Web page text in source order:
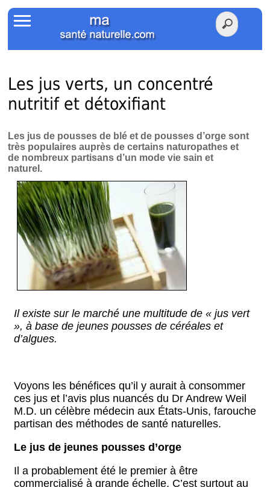
Accueil
Votre Santé
Herbier
Tests
Membres Amis
Facebook
Twitter
Les jus verts, un concentré
nutritif et détoxifiant
Les jus de pousses de blé et de pousses d’orge sont
très populaires auprès de certains naturopathes et
de nombreux partisans d’un mode vie sain et
naturel.
Il existe sur le marché une multitude de « jus vert
», à base de jeunes pousses de céréales et
d’algues.
Voyons les bénéfices qu’il y aurait à consommer
ces jus et l’avis plus nuancés du Dr Andrew Weil
M.D. un célèbre médecin aux États-Unis, farouche
partisan des méthodes de santé naturelles.
Le jus de jeunes pousses d’orge
Il a probablement été le premier à être
commercialisé à grande échelle. C’est surtout au